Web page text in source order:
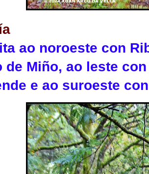
noroeste con
de Miño, ao leste
e ao suroeste